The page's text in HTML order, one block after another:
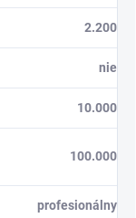
2.200
nie
10.000
100.000
profesionálny